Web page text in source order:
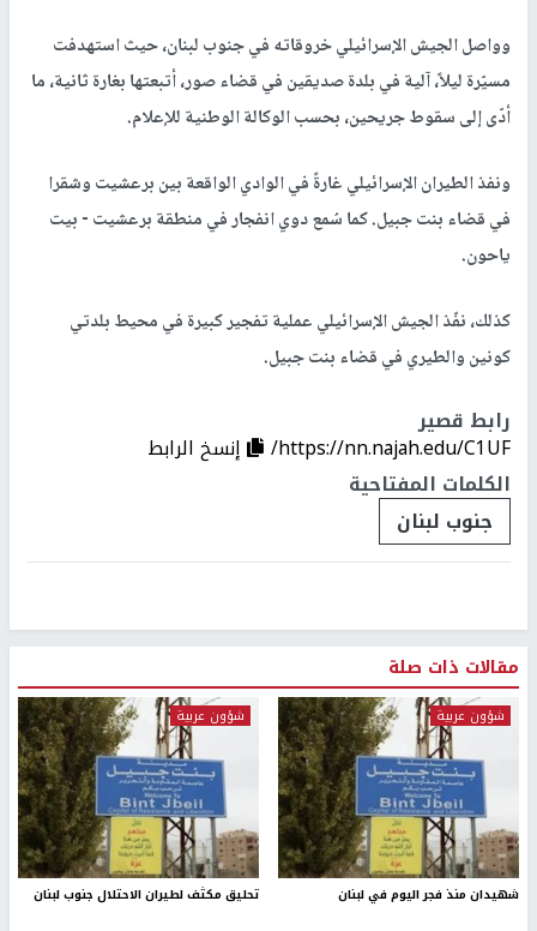
وواصل الجيش الإسرائيلي خروقاته في جنوب لبنان، حيث استهدفت
مسيّرة ليلاً، آلية في بلدة صديقين في قضاء صور، أتبعتها بغارة ثانية، ما
أدّى إلى سقوط جريحين، بحسب الوكالة الوطنية للإعلام.
ونفذ الطيران الإسرائيلي غارةً في الوادي الواقعة بين برعشيت وشقرا
في قضاء بنت جبيل. كما سُمع دوي انفجار في منطقة برعشيت - بيت
ياحون.
كذلك، نفّذ الجيش الإسرائيلي عملية تفجير كبيرة في محيط بلدتي
كونين والطيري في قضاء بنت جبيل.
رابط قصير
https://nn.najah.edu/C1UF/
إنسخ الرابط
الكلمات المفتاحية
جنوب لبنان
مقالات ذات صلة
شؤون عربية
شهيدان منذ فجر اليوم في لبنان
شؤون عربية
تحليق مكثف لطيران الاحتلال جنوب لبنان